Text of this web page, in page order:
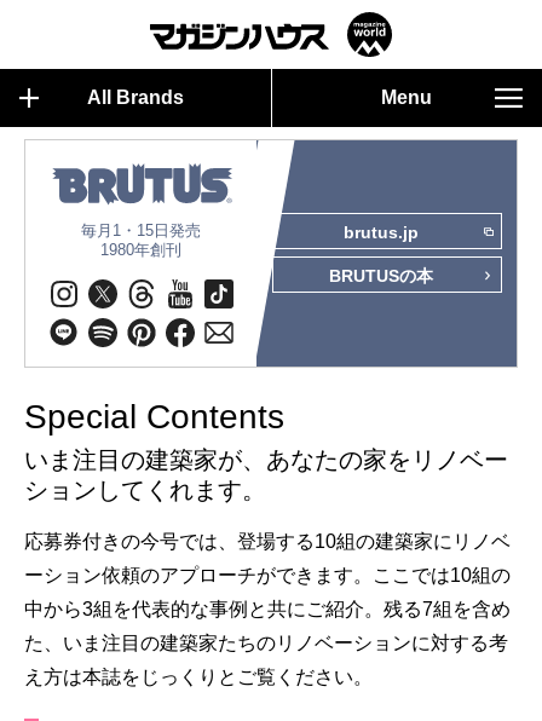
All Brands Menu
毎月1・15日発売
1980年創刊
brutus.jp
BRUTUSの本
Special Contents
いま注目の建築家が、あなたの家をリノベー
ションしてくれます。
応募券付きの今号では、登場する10組の建築家にリノベ
ーション依頼のアプローチができます。ここでは10組の
中から3組を代表的な事例と共にご紹介。残る7組を含め
た、いま注目の建築家たちのリノベーションに対する考
え方は本誌をじっくりとご覧ください。